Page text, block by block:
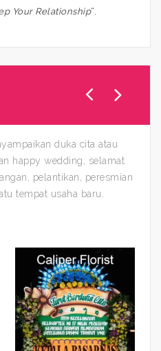
Your Relationship“.
duka cita atau
happy wedding, selamat
pelantikan, peresmian
tempat usaha baru.